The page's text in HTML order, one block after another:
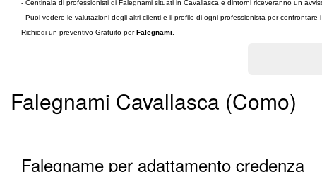
- Centinaia di professionisti di Falegnami situati in Cavallasca e dintorni riceveranno un
- Puoi vedere le valutazioni degli altri clienti e il profilo di ogni professionista per confrontare
Richiedi un preventivo Gratuito perFalegnami
Falegnami Cavallasca (Como)
Falegname per adattamento credenza